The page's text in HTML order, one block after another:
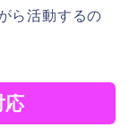
ら活動するの
応